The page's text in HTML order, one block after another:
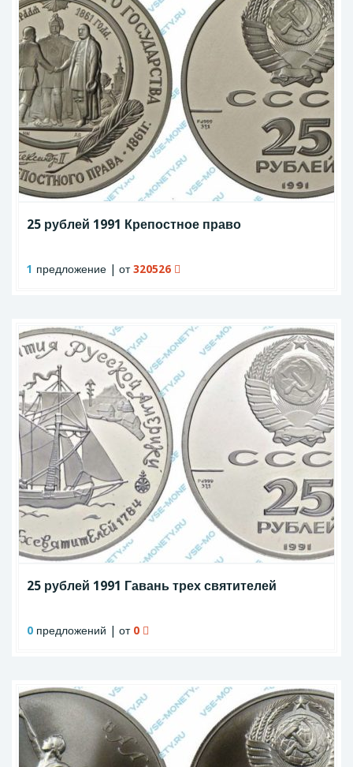
25 рублей 1991 Крепостное право
1 предложение | от320526
25 рублей 1991 Гавань трех святителей
0 предложений | от 0